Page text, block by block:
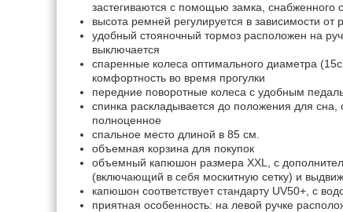
застегиваются с помощью замка, снабженного
высота ремней регулируется в зависимости от
удобный стояночный тормоз расположен на
выключается
спаренные колеса оптимального диаметра
комфортность во время прогулки
передние поворотные колеса с удобным
спинка раскладывается до положения для сна,
полноценное
спальное место длиной в 85 см.
объемная корзина для покупок
объемный капюшон размера XXL, с
(включающий в себя москитную сетку) и
капюшон соответствует стандарту UV50+, с
приятная особенность: на левой ручке